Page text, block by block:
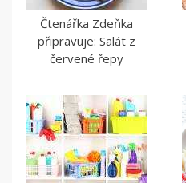
Čtenářka Zdeňka
připravuje: Salát z
červené řepy